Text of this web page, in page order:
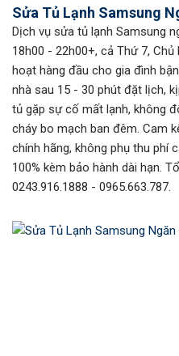
Sửa Tủ Lạnh Samsung
Dịch vụ sửa tủ lạnh Samsung
18h00 - 22h00+, cả Thứ 7,
hoạt hàng đầu cho gia đình
nhà sau 15 - 30 phút đặt lịch,
tủ gặp sự cố mất lạnh, không
cháy bo mạch ban đêm. Cam
chính hãng, không phụ thu phí
100% kèm bảo hành dài hạn.
0243.916.1888 - 0965.663.787.